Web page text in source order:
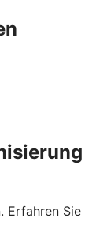
Erfahren Sie